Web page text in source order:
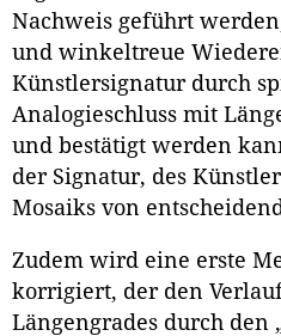
Nachweis geführt
und winkeltreue
Künstlersignatur durch
Analogieschluss mit
und bestätigt werden
der Signatur, des
Mosaiks von
Zudem wird eine erste
korrigiert, der den
Längengrades durch den